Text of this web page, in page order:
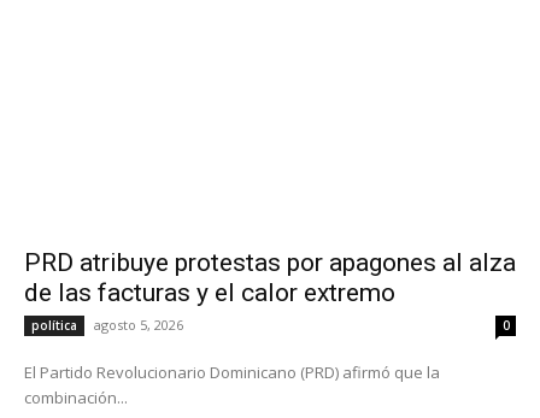
PRD atribuye protestas por apagones al alza
de las facturas y el calor extremo
política agosto 5, 2026 0
El Partido Revolucionario Dominicano (PRD) afirmó que la
combinación...